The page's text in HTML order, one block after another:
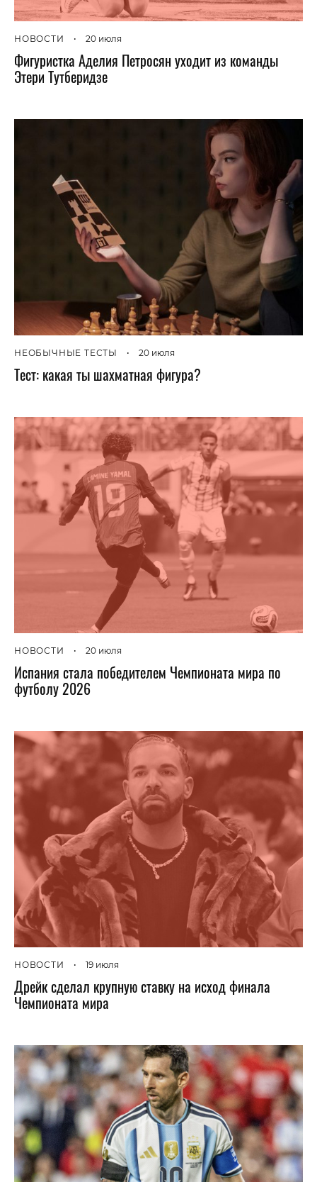
НОВОСТИ • 20 июля
Фигуристка Аделия Петросян уходит из команды
Этери Тутберидзе
НЕОБЫЧНЫЕ ТЕСТЫ • 20 июля
Тест: какая ты шахматная фигура?
НОВОСТИ • 20 июля
Испания стала победителем Чемпионата мира по
футболу 2026
НОВОСТИ • 19 июля
Дрейк сделал крупную ставку на исход финала
Чемпионата мира